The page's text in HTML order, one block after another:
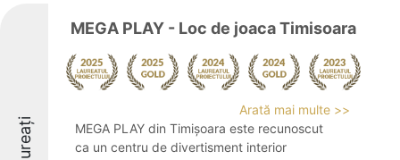
Laureați
MEGA PLAY - Loc de joaca Timisoara
Arată mai multe >>
MEGA PLAY din Timișoara este recunoscut
ca un centru de divertisment interior